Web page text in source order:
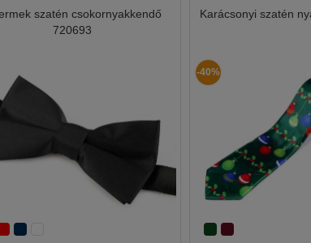
szatén csokornyakkendő
720693
Karácsonyi szatén
-40%